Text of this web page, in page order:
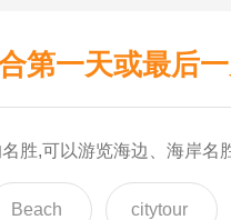
第一天或最后
胜,可以游览海边、海岸
Beach citytour